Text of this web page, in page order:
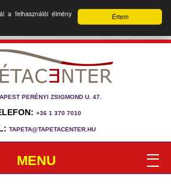
Értem
a felhasználói élmény
PERÉNYI ZSIGMOND U. 47.
+36 1 370 7010
TAPETA@TAPETACENTER.HU
MENU